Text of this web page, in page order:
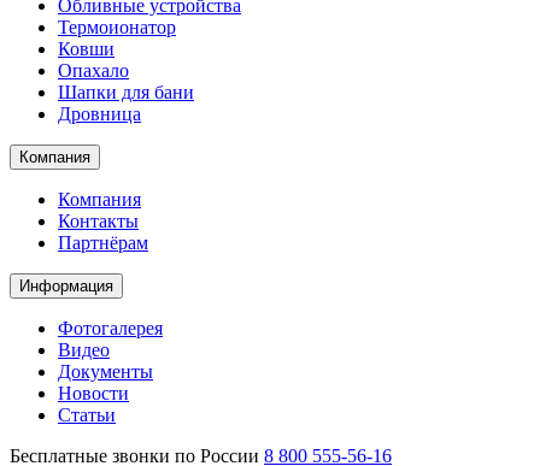
Обливные устройства
Термоионатор
Ковши
Опахало
Шапки для бани
Дровница
Компания
Компания
Контакты
Партнёрам
Информация
Фотогалерея
Видео
Документы
Новости
Статьи
Бесплатные звонки по России 8 800 555-56-16